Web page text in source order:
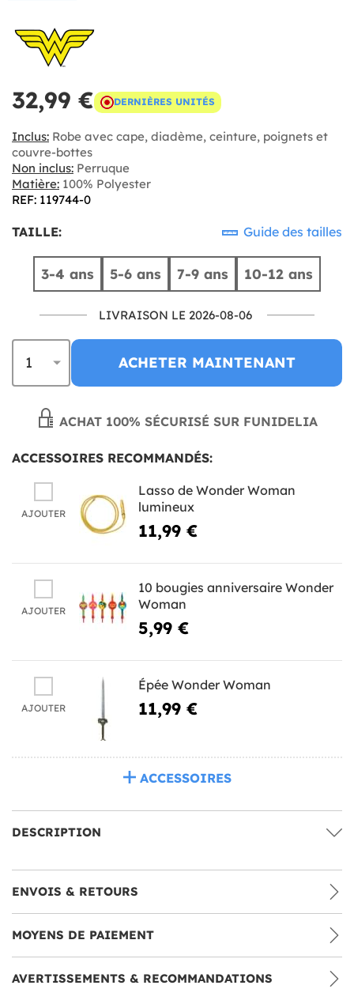
32,99 € DERNIÈRES UNITÉS
Inclus: Robe avec cape, diadème, ceinture, poignets et
couvre-bottes
Non inclus: Perruque
Matière: 100% Polyester
REF: 119744-0
TAILLE: Guide des tailles
3-4 ans 5-6 ans 7-9 ans 10-12 ans
LIVRAISON LE 2026-08-06
ACHETER MAINTENANT
ACHAT 100% SÉCURISÉ SUR FUNIDELIA
ACCESSOIRES RECOMMANDÉS:
AJOUTER
Lasso de Wonder Woman
lumineux
11,99 €
AJOUTER
10 bougies anniversaire Wonder
Woman
5,99 €
AJOUTER
Épée Wonder Woman
11,99 €
ACCESSOIRES
DESCRIPTION
ENVOIS & RETOURS
MOYENS DE PAIEMENT
AVERTISSEMENTS & RECOMMANDATIONS